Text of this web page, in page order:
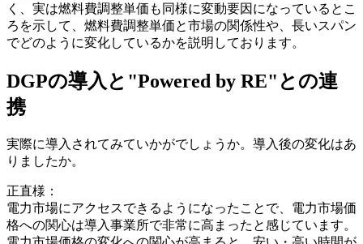
く、実は燃料費調整単価も同様に変動要因になっているとこ
ろを示して、燃料費調整単価と市場の関係性や、長いスパン
でどのように変化しているかを説明しております。
DGPの導入と"Powered by RE"との連
携
実際に導入されてみていかがでしょうか。導入後の変化はあ
りましたか。
正直様：
電力市場にアクセスできるようになったことで、電力市場価
格への関心は導入事業所で非常に高まったと感じています。